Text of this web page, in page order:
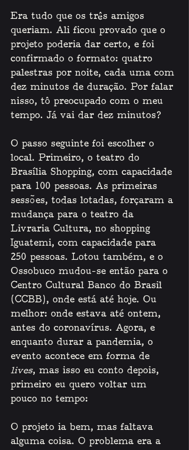
Era tudo que os três amigos
queriam. Ali ficou provado que o
projeto poderia dar certo, e foi
confirmado o formato: quatro
palestras por noite, cada uma com
dez minutos de duração. Por falar
nisso, tô preocupado com o meu
tempo. Já vai dar dez minutos?
O passo seguinte foi escolher o
local. Primeiro, o teatro do
Brasília Shopping, com capacidade
para 100 pessoas. As primeiras
sessões, todas lotadas, forçaram a
mudança para o teatro da
Livraria Cultura, no shopping
Iguatemi, com capacidade para
250 pessoas. Lotou também, e o
Ossobuco mudou-se então para o
Centro Cultural Banco do Brasil
(CCBB), onde está até hoje. Ou
melhor: onde estava até ontem,
antes do coronavírus. Agora, e
enquanto durar a pandemia, o
evento acontece em forma de
lives, mas isso eu conto depois,
primeiro eu quero voltar um
pouco no tempo:
O projeto ia bem, mas faltava
alguma coisa. O problema era a